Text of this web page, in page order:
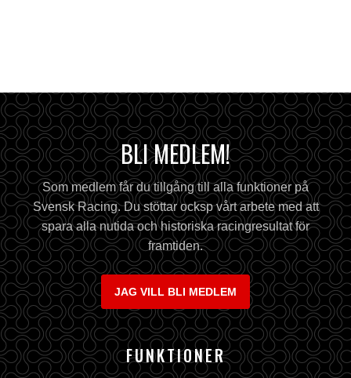
BLI MEDLEM!
Som medlem får du tillgång till alla funktioner på
Svensk Racing. Du stöttar ocksp vårt arbete med att
spara alla nutida och historiska racingresultat för
framtiden.
JAG VILL BLI MEDLEM
FUNKTIONER